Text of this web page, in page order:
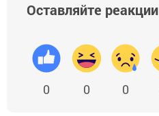
Оставляйте реакции
0 0 0